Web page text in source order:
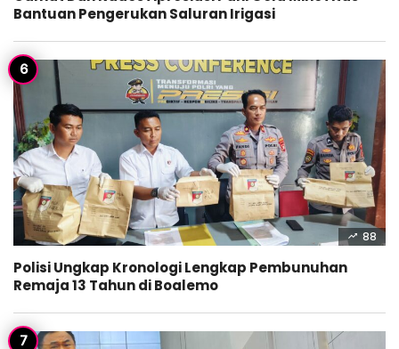
Bantuan Pengerukan Saluran Irigasi
88
Polisi Ungkap Kronologi Lengkap Pembunuhan
Remaja 13 Tahun di Boalemo